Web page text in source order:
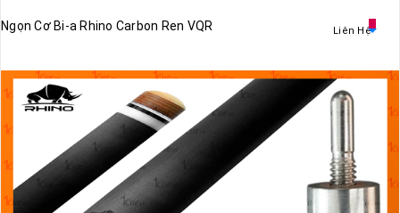
Liên Hệ
Ngọn Cơ Bi-a Rhino Carbon Ren VQR